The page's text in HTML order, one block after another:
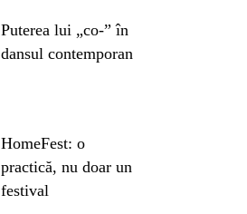
Puterea lui „co-” în
dansul contemporan
HomeFest: o
practică, nu doar un
festival